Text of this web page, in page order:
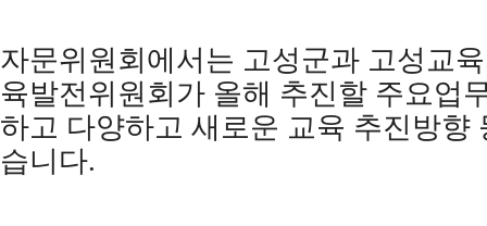
자문위원회에서는 고성군과 고성교
육발전위원회가 올해 추진할 주요업
하고 다양하고 새로운 교육 추진방향
습니다.